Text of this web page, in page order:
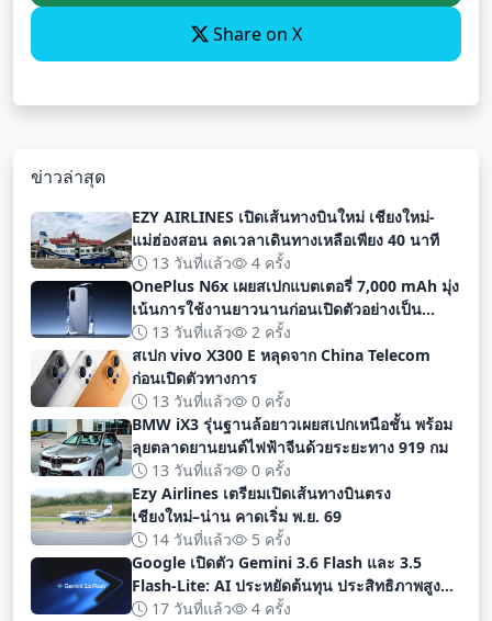
Share on X
ข่าวล่าสุด
EZY AIRLINES เปิดเส้นทางบินใหม่ เชียงใหม่-
แม่ฮ่องสอน ลดเวลาเดินทางเหลือเพียง 40 นาที
13 วันที่แล้ว
4 ครั้ง
OnePlus N6x เผยสเปกแบตเตอรี่ 7,000 mAh มุ่ง
เน้นการใช้งานยาวนานก่อนเปิดตัวอย่างเป็น
ทางการ
13 วันที่แล้ว
2 ครั้ง
สเปก vivo X300 E หลุดจาก China Telecom
ก่อนเปิดตัวทางการ
13 วันที่แล้ว
0 ครั้ง
BMW iX3 รุ่นฐานล้อยาวเผยสเปกเหนือชั้น พร้อม
ลุยตลาดยานยนต์ไฟฟ้าจีนด้วยระยะทาง 919 กม
13 วันที่แล้ว
0 ครั้ง
Ezy Airlines เตรียมเปิดเส้นทางบินตรง
เชียงใหม่–น่าน คาดเริ่ม พ.ย. 69
14 วันที่แล้ว
5 ครั้ง
Google เปิดตัว Gemini 3.6 Flash และ 3.5
Flash-Lite: AI ประหยัดต้นทุน ประสิทธิภาพสูง
สำหรับนักพัฒนา
17 วันที่แล้ว 4 ครั้ง